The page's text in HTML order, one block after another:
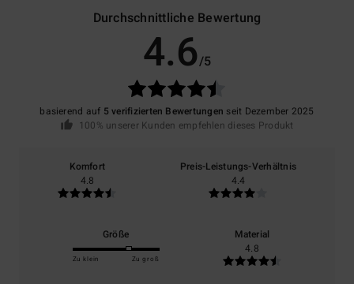
Durchschnittliche Bewertung
4.6/5
basierend auf 5 verifizierten Bewertungen seit Dezember 2025
100% unserer Kunden empfehlen dieses Produkt
Komfort
4.8
Preis-Leistungs-Verhältnis
4.4
Größe
Zu klein Zu groß
Material
4.8